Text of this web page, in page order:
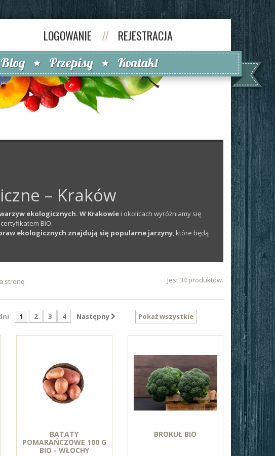
LOGOWANIE // REJESTRACJA
Blog Przepisy Kontakt
– Kraków
ekologicznych. W Krakowiei okolicach wyróżniamy się
BIO.
ekologicznych znajdują się popularne jarzyny, które będą
stronę Jest 34 produktów.
Pokaż wszystkie
1 2 3 4 Następny
BATATY
POMARAŃCZOWE 100 G
BIO - WŁOCHY
BROKUŁ BIO